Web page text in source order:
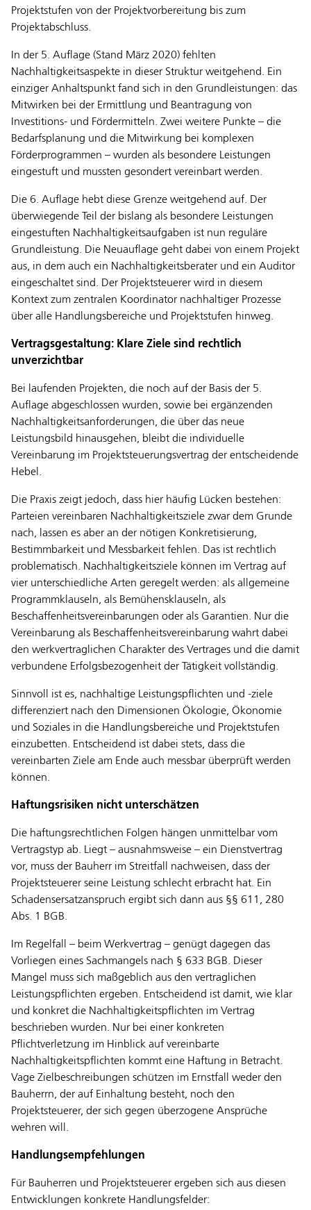
Projektstufen von der Projektvorbereitung bis zum
Projektabschluss.
In der 5. Auflage (Stand März 2020) fehlten
Nachhaltigkeitsaspekte in dieser Struktur weitgehend. Ein
einziger Anhaltspunkt fand sich in den Grundleistungen: das
Mitwirken bei der Ermittlung und Beantragung von
Investitions- und Fördermitteln. Zwei weitere Punkte – die
Bedarfsplanung und die Mitwirkung bei komplexen
Förderprogrammen – wurden als besondere Leistungen
eingestuft und mussten gesondert vereinbart werden.
Die 6. Auflage hebt diese Grenze weitgehend auf. Der
überwiegende Teil der bislang als besondere Leistungen
eingestuften Nachhaltigkeitsaufgaben ist nun reguläre
Grundleistung. Die Neuauflage geht dabei von einem Projekt
aus, in dem auch ein Nachhaltigkeitsberater und ein Auditor
eingeschaltet sind. Der Projektsteuerer wird in diesem
Kontext zum zentralen Koordinator nachhaltiger Prozesse
über alle Handlungsbereiche und Projektstufen hinweg.
Vertragsgestaltung: Klare Ziele sind rechtlich
unverzichtbar
Bei laufenden Projekten, die noch auf der Basis der 5.
Auflage abgeschlossen wurden, sowie bei ergänzenden
Nachhaltigkeitsanforderungen, die über das neue
Leistungsbild hinausgehen, bleibt die individuelle
Vereinbarung im Projektsteuerungsvertrag der entscheidende
Hebel.
Die Praxis zeigt jedoch, dass hier häufig Lücken bestehen:
Parteien vereinbaren Nachhaltigkeitsziele zwar dem Grunde
nach, lassen es aber an der nötigen Konkretisierung,
Bestimmbarkeit und Messbarkeit fehlen. Das ist rechtlich
problematisch. Nachhaltigkeitsziele können im Vertrag auf
vier unterschiedliche Arten geregelt werden: als allgemeine
Programmklauseln, als Bemühensklauseln, als
Beschaffenheitsvereinbarungen oder als Garantien. Nur die
Vereinbarung als Beschaffenheitsvereinbarung wahrt dabei
den werkvertraglichen Charakter des Vertrages und die damit
verbundene Erfolgsbezogenheit der Tätigkeit vollständig.
Sinnvoll ist es, nachhaltige Leistungspflichten und -ziele
differenziert nach den Dimensionen Ökologie, Ökonomie
und Soziales in die Handlungsbereiche und Projektstufen
einzubetten. Entscheidend ist dabei stets, dass die
vereinbarten Ziele am Ende auch messbar überprüft werden
können.
Haftungsrisiken nicht unterschätzen
Die haftungsrechtlichen Folgen hängen unmittelbar vom
Vertragstyp ab. Liegt – ausnahmsweise – ein Dienstvertrag
vor, muss der Bauherr im Streitfall nachweisen, dass der
Projektsteuerer seine Leistung schlecht erbracht hat. Ein
Schadensersatzanspruch ergibt sich dann aus §§ 611, 280
Abs. 1 BGB.
Im Regelfall – beim Werkvertrag – genügt dagegen das
Vorliegen eines Sachmangels nach § 633 BGB. Dieser
Mangel muss sich maßgeblich aus den vertraglichen
Leistungspflichten ergeben. Entscheidend ist damit, wie klar
und konkret die Nachhaltigkeitspflichten im Vertrag
beschrieben wurden. Nur bei einer konkreten
Pflichtverletzung im Hinblick auf vereinbarte
Nachhaltigkeitspflichten kommt eine Haftung in Betracht.
Vage Zielbeschreibungen schützen im Ernstfall weder den
Bauherrn, der auf Einhaltung besteht, noch den
Projektsteuerer, der sich gegen überzogene Ansprüche
wehren will.
Handlungsempfehlungen
Für Bauherren und Projektsteuerer ergeben sich aus diesen
Entwicklungen konkrete Handlungsfelder: